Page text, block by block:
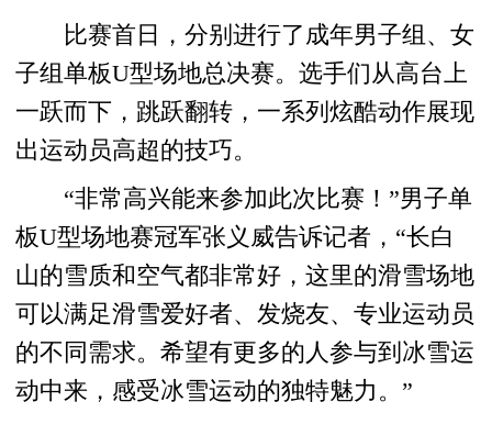
比赛首日，分别进行了成年男子组、女
子组单板U型场地总决赛。选手们从高台上
一跃而下，跳跃翻转，一系列炫酷动作展现
出运动员高超的技巧。
“非常高兴能来参加此次比赛！”男子单
板U型场地赛冠军张义威告诉记者，“长白
山的雪质和空气都非常好，这里的滑雪场地
可以满足滑雪爱好者、发烧友、专业运动员
的不同需求。希望有更多的人参与到冰雪运
动中来，感受冰雪运动的独特魅力。”